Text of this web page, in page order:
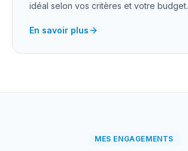
idéal selon vos critères et votre budget.
En savoir plus
MES ENGAGEMENTS